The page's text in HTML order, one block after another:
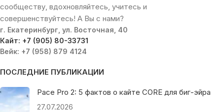
сообществу, вдохновляйтесь, учитесь и
совершенствуйтесь! А Вы с нами?
г. Екатеринбург, ул. Восточная, 40
Кайт: +7 (905) 80-33731
Вейк: +7 (958) 879 4124
ПОСЛЕДНИЕ ПУБЛИКАЦИИ
Pace Pro 2: 5 фактов о кайте CORE для биг-эйра
27.07.2026